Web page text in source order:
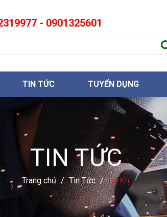
- 0901325601
TIN TỨC TUYỂN DỤNG
TIN TỨC
Trang chủ / Tin Tức / Cơ Khí